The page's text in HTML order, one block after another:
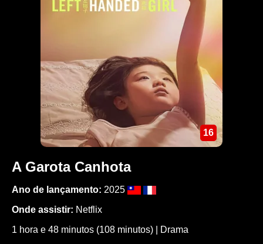
16
A Garota Canhota
Ano de lançamento: 2025
Onde assistir: Netflix
1 hora e 48 minutos (108 minutos) | Drama